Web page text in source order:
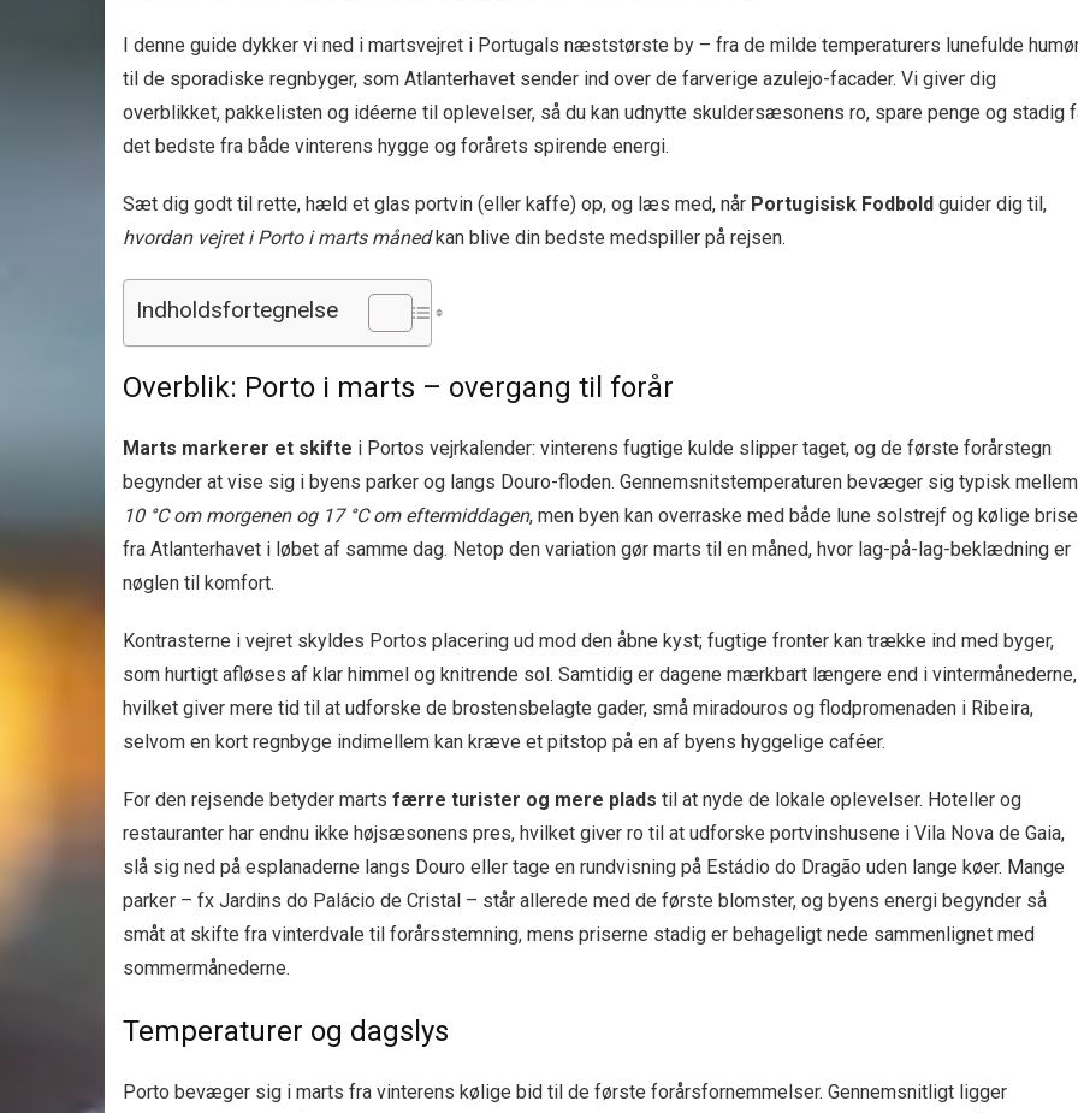
I denne guide dykker vi ned i martsvejret i Portugals næststørste by – fra de milde temperaturers lunefulde
til de sporadiske regnbyger, som Atlanterhavet sender ind over de farverige azulejo-facader. Vi giver dig
overblikket, pakkelisten og idéerne til oplevelser, så du kan udnytte skuldersæsonens ro, spare penge og stadig
det bedste fra både vinterens hygge og forårets spirende energi.
Sæt dig godt til rette, hæld et glas portvin (eller kaffe) op, og læs med, når Portugisisk Fodbold guider dig til,
hvordan vejret i Porto i marts månedkan blive din bedste medspiller på rejsen.
Indholdsfortegnelse
Overblik: Porto i marts – overgang til forår
Marts markerer et skifte i Portos vejrkalender: vinterens fugtige kulde slipper taget, og de første forårstegn
begynder at vise sig i byens parker og langs Douro-floden. Gennemsnitstemperaturen bevæger sig typisk mellem
10 °C om morgenen og 17 °C om eftermiddagen, men byen kan overraske med både lune solstrejf og kølige
fra Atlanterhavet i løbet af samme dag. Netop den variation gør marts til en måned, hvor lag-på-lag-beklædning er
nøglen til komfort.
Kontrasterne i vejret skyldes Portos placering ud mod den åbne kyst; fugtige fronter kan trække ind med byger,
som hurtigt afløses af klar himmel og knitrende sol. Samtidig er dagene mærkbart længere end i vintermånederne,
hvilket giver mere tid til at udforske de brostensbelagte gader, små miradouros og flodpromenaden i Ribeira,
selvom en kort regnbyge indimellem kan kræve et pitstop på en af byens hyggelige caféer.
For den rejsende betyder marts færre turister og mere plads til at nyde de lokale oplevelser. Hoteller og
restauranter har endnu ikke højsæsonens pres, hvilket giver ro til at udforske portvinshusene i Vila Nova de Gaia,
slå sig ned på esplanaderne langs Douro eller tage en rundvisning på Estádio do Dragão uden lange køer. Mange
parker – fx Jardins do Palácio de Cristal – står allerede med de første blomster, og byens energi begynder så
småt at skifte fra vinterdvale til forårsstemning, mens priserne stadig er behageligt nede sammenlignet med
sommermånederne.
Temperaturer og dagslys
Porto bevæger sig i marts fra vinterens kølige bid til de første forårsfornemmelser. Gennemsnitligt ligger